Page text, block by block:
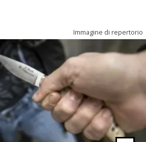
Immagine di repertorio